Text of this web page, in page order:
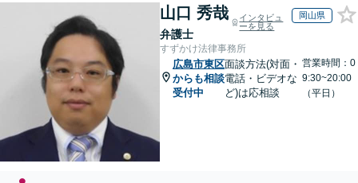
山口 秀哉
弁護士
インタビュ
ーを見る
岡山県
すずかけ法律事務所
広島市東区
からも相談
受付中
面談方法(対面・
電話・ビデオな
ど)は応相談
営業時間：0
9:30~20:00
（平日）